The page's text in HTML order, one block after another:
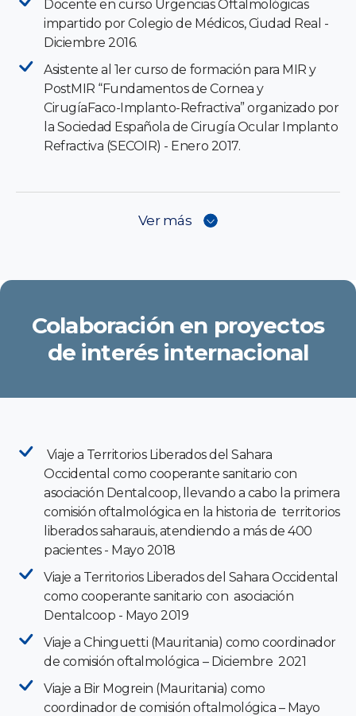
Docente en curso Urgencias Oftalmológicas
impartido por Colegio de Médicos, Ciudad Real -
Diciembre 2016.
Asistente al 1er curso de formación para MIR y
PostMIR “Fundamentos de Cornea y
CirugíaFaco-Implanto-Refractiva” organizado por
la Sociedad Española de Cirugía Ocular Implanto
Refractiva (SECOIR) - Enero 2017.
Ver más
Colaboración en proyectos
de interés internacional
Viaje a Territorios Liberados del Sahara
Occidental como cooperante sanitario con
asociación Dentalcoop, llevando a cabo la primera
comisión oftalmológica en la historia de territorios
liberados saharauis, atendiendo a más de 400
pacientes - Mayo 2018
Viaje a Territorios Liberados del Sahara Occidental
como cooperante sanitario con asociación
Dentalcoop - Mayo 2019
Viaje a Chinguetti (Mauritania) como coordinador
de comisión oftalmológica – Diciembre 2021
Viaje a Bir Mogrein (Mauritania) como
coordinador de comisión oftalmológica – Mayo